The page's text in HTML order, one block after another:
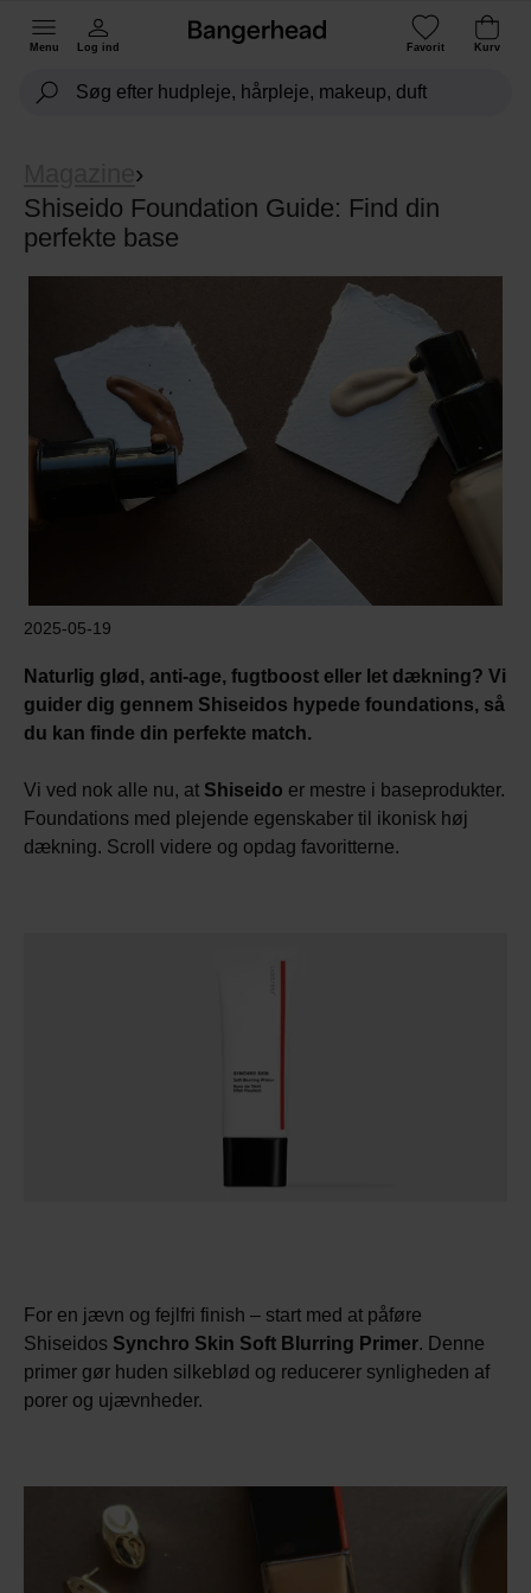
Menu Log ind Favorit Kurv
›
Shiseido Foundation Guide: Find din
perfekte base
2025-05-19
Naturlig glød, anti-age, fugtboost eller let dækning? Vi
guider dig gennem Shiseidos hypede foundations, så
du kan finde din perfekte match.
Vi ved nok alle nu, at Shiseido er mestre i baseprodukter.
Foundations med plejende egenskaber til ikonisk høj
dækning. Scroll videre og opdag favoritterne.
For en jævn og fejlfri finish – start med at påføre
Shiseidos Synchro Skin Soft Blurring Primer. Denne
primer gør huden silkeblød og reducerer synligheden af
porer og ujævnheder.